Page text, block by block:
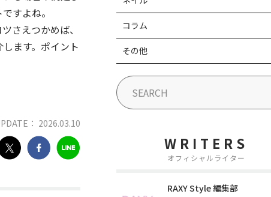
すよね。
さえつかめば、
ます。ポイント
： 2026.03.10
コラム
その他
WRITERS
オフィシャルライター
RAXY Style 編集部